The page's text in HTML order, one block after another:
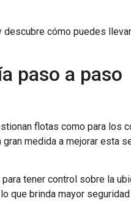
descubre cómo puedes
paso a paso
flotas como para los
medida a mejorar esta
tener control sobre la
que brinda mayor